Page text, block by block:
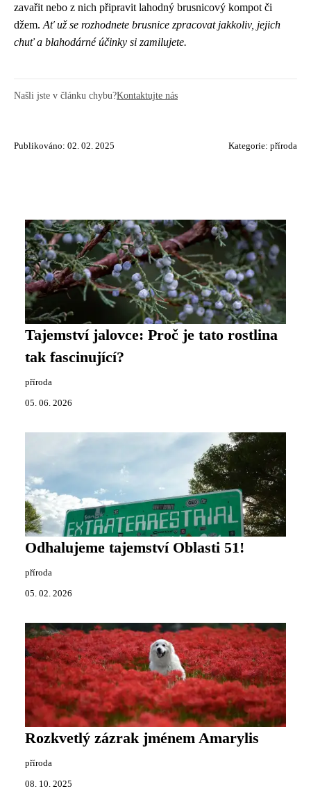
zavařit nebo z nich připravit lahodný brusnicový kompot či
džem. Ať už se rozhodnete brusnice zpracovat jakkoliv, jejich
chuť a blahodárné účinky si zamilujete.
Našli jste v článku chybu?Kontaktujte nás
Publikováno: 02. 02. 2025 Kategorie: příroda
Tajemství jalovce: Proč je tato rostlina
tak fascinující?
příroda
05. 06. 2026
Odhalujeme tajemství Oblasti 51!
příroda
05. 02. 2026
Rozkvetlý zázrak jménem Amarylis
příroda
08. 10. 2025